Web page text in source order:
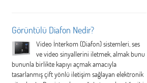
Görüntülü Diafon Nedir?
Video İnterkom (Diafon) sistemleri, ses
ve video sinyallerini iletmek, almak bunu
bununla birlikte kapıyı açmak amacıyla
tasarlanmış çift yönlü iletişim sağlayan elektronik